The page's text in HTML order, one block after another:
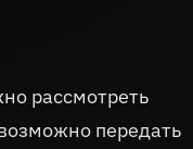
рассмотреть
передать